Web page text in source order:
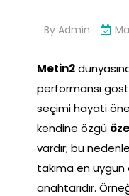
By Admin
Metin2
performansı
seçimi hayati
kendine özgü
vardır; bu
takıma en
anahtarıdır.